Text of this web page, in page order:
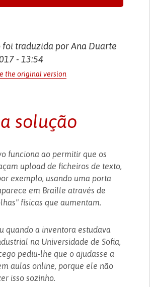
foi traduzida por Ana Duarte
- 13:54
the original version
solução
funciona ao permitir que os
upload de ficheiros de texto,
exemplo, usando uma porta
em Braille através de
físicas que aumentam.
quando a inventora estudava
na Universidade de Sofia,
pediu-lhe que o ajudasse a
aulas online, porque ele não
isso sozinho.